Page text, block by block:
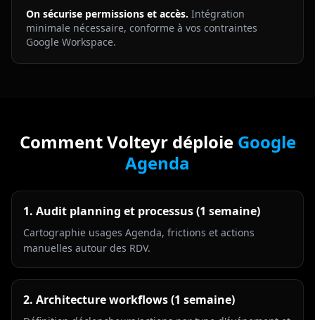
On sécurise permissions et accès. Intégration
minimale nécessaire, conforme à vos contraintes
Google Workspace.
Comment Volteyr déploie Google
Agenda
1. Audit planning et processus (1 semaine)
Cartographie usages Agenda, frictions et actions
manuelles autour des RDV.
2. Architecture workflows (1 semaine)